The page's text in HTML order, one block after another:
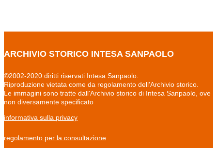
ARCHIVIO STORICO INTESA SANPAOLO
©2002-2020 diritti riservati Intesa Sanpaolo.
Riproduzione vietata come da regolamento dell'Archivio storico.
Le immagini sono tratte dall'Archivio storico di Intesa Sanpaolo, ove
non diversamente specificato
informativa sulla privacy
regolamento per la consultazione